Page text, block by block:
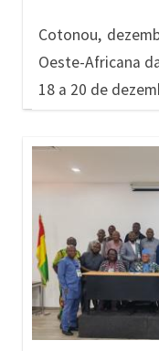
Cotonou,
Oeste-Africana
18 a 20 de
Imagem